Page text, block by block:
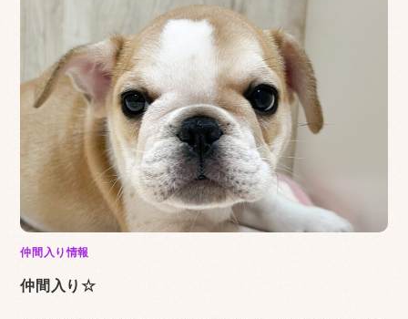
仲間入り情報
仲間入り☆